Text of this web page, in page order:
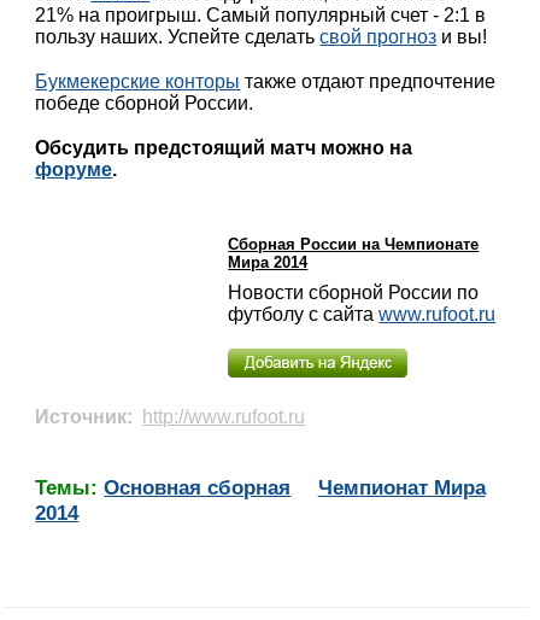
21% на проигрыш. Самый популярный счет - 2:1 в
пользу наших. Успейте сделатьсвой прогноз и вы!
Букмекерские конторы также отдают предпочтение
победе сборной России.
Обсудить предстоящий матч можно на
форуме.
Сборная России на Чемпионате
Мира 2014
Новости сборной России по
футболу с сайтаwww.rufoot.ru
Источник: http://www.rufoot.ru
Темы:Основная сборная
Чемпионат Мира
2014